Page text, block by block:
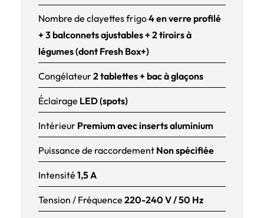
Nombre de clayettes frigo4 en verre profilé
+ 3 balconnets ajustables + 2 tiroirs à
légumes (dont Fresh Box+)
Congélateur2 tablettes + bac à glaçons
Éclairage LED (spots)
Intérieur Premium avec inserts aluminium
Puissance de raccordement Non spécifiée
Intensité 1,5 A
Tension / Fréquence 220-240 V / 50 Hz